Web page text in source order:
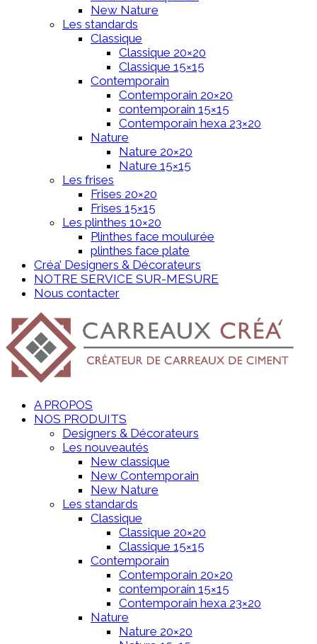
New Nature
Les standards
Classique
Classique 20×20
Classique 15×15
Contemporain
Contemporain 20×20
contemporain 15×15
Contemporain hexa 23×20
Nature
Nature 20×20
Nature 15×15
Les frises
Frises 20×20
Frises 15×15
Les plinthes 10×20
Plinthes face moulurée
plinthes face plate
Créa’ Designers & Décorateurs
NOTRE SERVICE SUR-MESURE
Nous contacter
A PROPOS
NOS PRODUITS
Designers & Décorateurs
Les nouveautés
New classique
New Contemporain
New Nature
Les standards
Classique
Classique 20×20
Classique 15×15
Contemporain
Contemporain 20×20
contemporain 15×15
Contemporain hexa 23×20
Nature
Nature 20×20